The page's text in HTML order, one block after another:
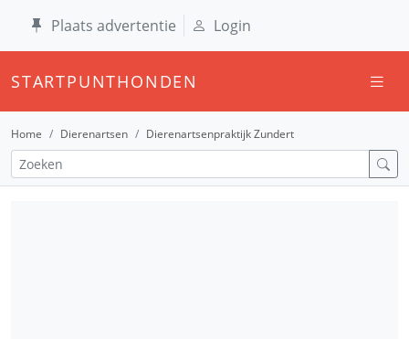
Plaats advertentie Login
STARTPUNTHONDEN
Home Dierenartsen Dierenartsenpraktijk Zundert